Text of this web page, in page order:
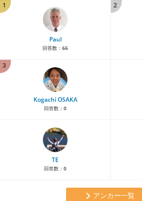
1
Paul
回答数： 66
2
3
Kogachi OSAKA
回答数： 0
TE
回答数： 0
アンカー一覧